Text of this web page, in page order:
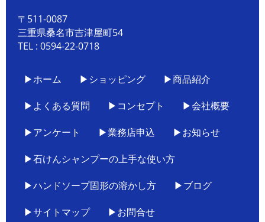
〒511-0087
三重県桑名市吉津屋町54
TEL : 0594-22-0718
▶ホーム ▶ショッピング ▶商品紹介
▶よくある質問 ▶コンセプト ▶会社概要
▶アンケート ▶業務店申込 ▶お知らせ
▶石けんシャンプーの上手な使い方
▶ハンドソープ固形の溶かし方 ▶ブログ
▶サイトマップ ▶お問合せ